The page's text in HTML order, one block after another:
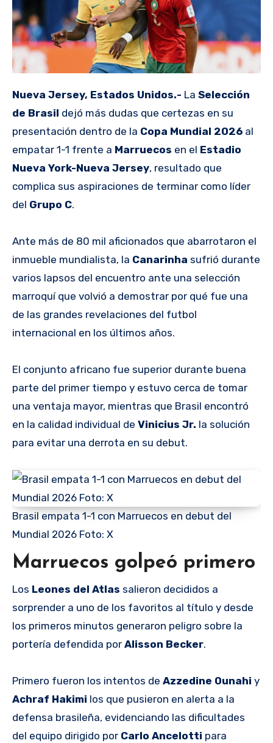
Nueva Jersey, Estados Unidos.- La Selección
de Brasil dejó más dudas que certezas en su
presentación dentro de la Copa Mundial 2026 al
empatar 1-1 frente a Marruecos en el Estadio
Nueva York-Nueva Jersey, resultado que
complica sus aspiraciones de terminar como líder
del Grupo C.
Ante más de 80 mil aficionados que abarrotaron el
inmueble mundialista, la Canarinha sufrió durante
varios lapsos del encuentro ante una selección
marroquí que volvió a demostrar por qué fue una
de las grandes revelaciones del futbol
internacional en los últimos años.
El conjunto africano fue superior durante buena
parte del primer tiempo y estuvo cerca de tomar
una ventaja mayor, mientras que Brasil encontró
en la calidad individual de Vinicius Jr. la solución
para evitar una derrota en su debut.
Brasil empata 1-1 con Marruecos en debut del
Mundial 2026 Foto: X
Marruecos golpeó primero
Los Leones del Atlas salieron decididos a
sorprender a uno de los favoritos al título y desde
los primeros minutos generaron peligro sobre la
portería defendida por Alisson Becker.
Primero fueron los intentos de Azzedine Ounahi y
Achraf Hakimi los que pusieron en alerta a la
defensa brasileña, evidenciando las dificultades
del equipo dirigido por Carlo Ancelotti para